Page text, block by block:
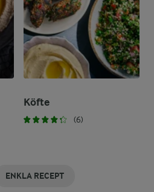
Köfte
(6)
ENKLA RECEPT